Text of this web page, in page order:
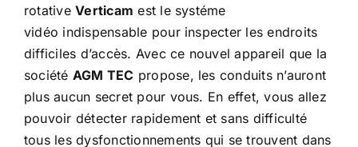
rotativeVerticam est le systéme
vidéo indispensable pour inspecter les endroits
difficiles d’accès. Avec ce nouvel appareil que la
société AGM TEC propose, les conduits n’auront
plus aucun secret pour vous. En effet, vous allez
pouvoir détecter rapidement et sans difficulté
tous les dysfonctionnements qui se trouvent dans